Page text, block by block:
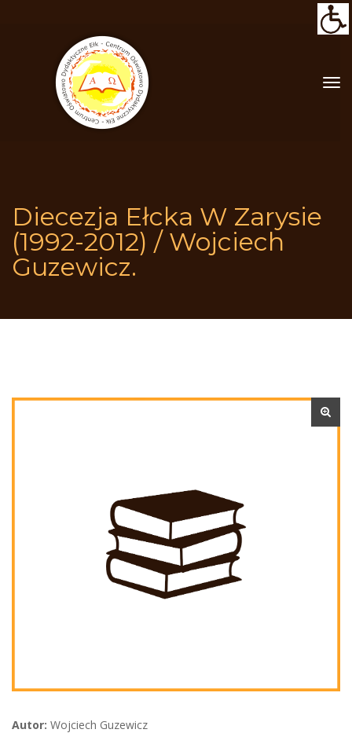
Diecezja Ełcka W Zarysie
(1992-2012) / Wojciech
Guzewicz.
Autor: Wojciech Guzewicz